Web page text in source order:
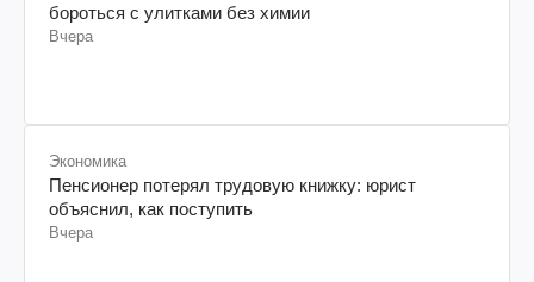
бороться с улитками без химии
Вчера
Экономика
Пенсионер потерял трудовую книжку: юрист
объяснил, как поступить
Вчера